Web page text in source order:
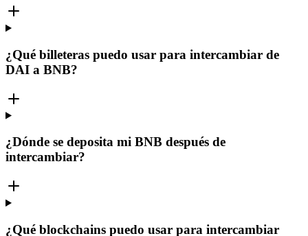
¿Qué billeteras puedo usar para intercambiar de
DAI a BNB?
¿Dónde se deposita mi BNB después de
intercambiar?
¿Qué blockchains puedo usar para intercambiar